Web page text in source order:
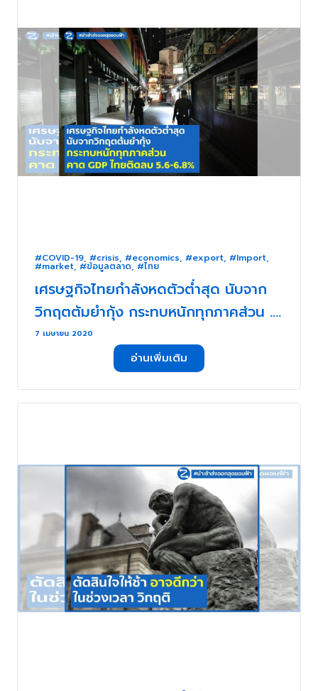
#COVID-19, #crisis, #economics, #export, #Import,
#market, #ข้อมูลตลาด, #ไทย
เศรษฐกิจไทยกำลังหดตัวต่ำสุด นับจาก
วิกฤตต้มยำกุ้ง กระทบหนักทุกภาคส่วน . .
.7 เมษายน 2020
อ่านเพิ่มเติม